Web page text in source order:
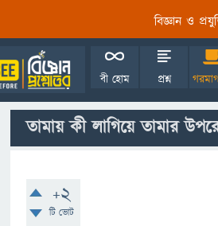
বিজ্ঞান ও
বী হোম প্রশ্ন
তামায় কী লাগিয়ে তামার
+2
টি ভোট